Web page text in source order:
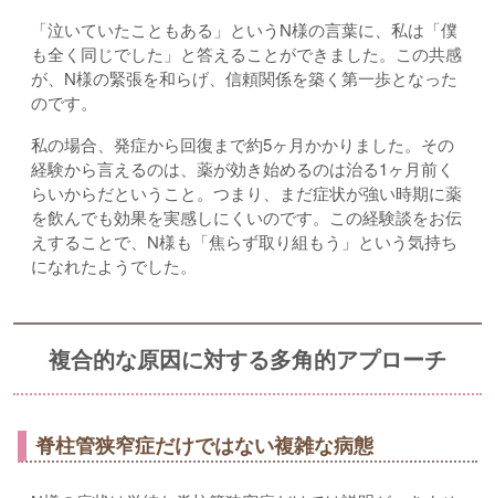
「泣いていたこともある」というN様の言葉に、私は「僕
も全く同じでした」と答えることができました。この共感
が、N様の緊張を和らげ、信頼関係を築く第一歩となった
のです。
私の場合、発症から回復まで約5ヶ月かかりました。その
経験から言えるのは、薬が効き始めるのは治る1ヶ月前く
らいからだということ。つまり、まだ症状が強い時期に薬
を飲んでも効果を実感しにくいのです。この経験談をお伝
えすることで、N様も「焦らず取り組もう」という気持ち
になれたようでした。
複合的な原因に対する多角的アプローチ
脊柱管狭窄症だけではない複雑な病態